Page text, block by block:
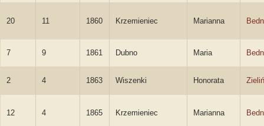
20 11 1860 Krzemieniec Marianna
7 9 1861 Dubno Maria
2 4 1863 Wiszenki Honorata
12 4 1865 Krzemieniec Marianna